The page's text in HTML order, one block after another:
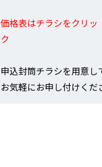
価格表はチラシをクリッ
ク
申込封筒チラシを用意し
お気軽にお申し付けくだ